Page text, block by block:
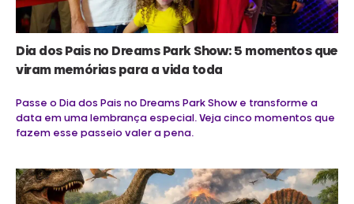
Dia dos Pais no Dreams Park Show: 5 momentos que
viram memórias para a vida toda
Passe o Dia dos Pais no Dreams Park Show e transforme a
data em uma lembrança especial. Veja cinco momentos que
fazem esse passeio valer a pena.